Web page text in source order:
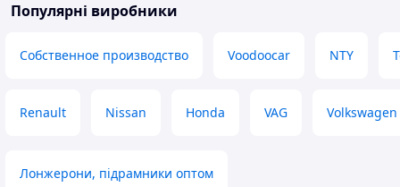
Популярні виробники
Собственное производство Voodoocar NTY
Renault Nissan Honda VAG Volkswagen
Лонжерони, підрамники оптом